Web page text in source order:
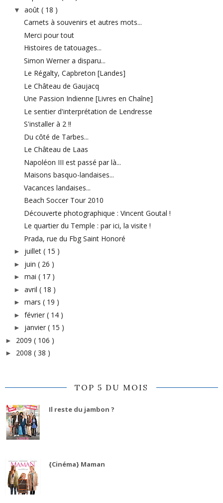
▼ août ( 18 )
Carnets à souvenirs et autres mots...
Merci pour tout
Histoires de tatouages...
Simon Werner a disparu...
Le Régalty, Capbreton [Landes]
Le Château de Gaujacq
Une Passion Indienne [Livres en Chaîne]
Le sentier d'interprétation de Lendresse
S'installer à 2 !!
Du côté de Tarbes...
Le Château de Laas
Napoléon III est passé par là...
Maisons basquo-landaises...
Vacances landaises...
Beach Soccer Tour 2010
Découverte photographique : Vincent Goutal !
Le quartier du Temple : par ici, la visite !
Prada, rue du Fbg Saint Honoré
► juillet ( 15 )
► juin ( 26 )
► mai ( 17 )
► avril ( 18 )
► mars ( 19 )
► février ( 14 )
► janvier ( 15 )
► 2009 ( 106 )
► 2008 ( 38 )
TOP 5 DU MOIS
Il reste du jambon ?
{Cinéma} Maman